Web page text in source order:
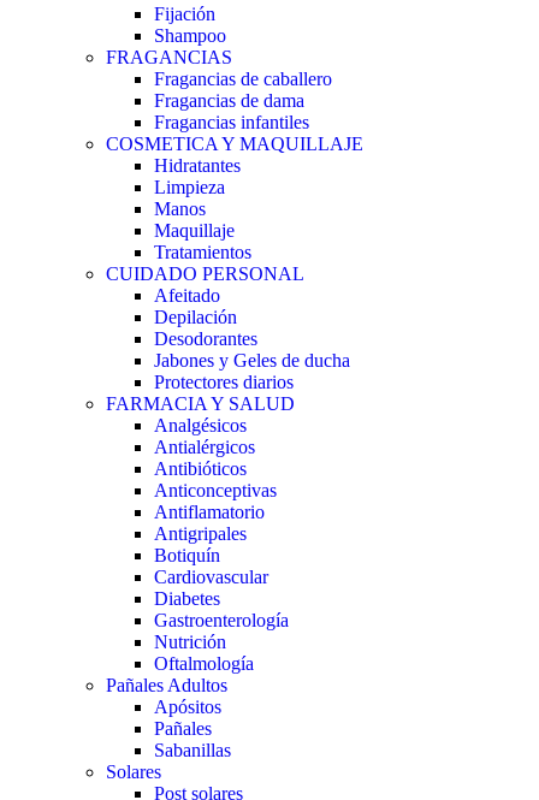
Fijación
Shampoo
FRAGANCIAS
Fragancias de caballero
Fragancias de dama
Fragancias infantiles
COSMETICA Y MAQUILLAJE
Hidratantes
Limpieza
Manos
Maquillaje
Tratamientos
CUIDADO PERSONAL
Afeitado
Depilación
Desodorantes
Jabones y Geles de ducha
Protectores diarios
FARMACIA Y SALUD
Analgésicos
Antialérgicos
Antibióticos
Anticonceptivas
Antiflamatorio
Antigripales
Botiquín
Cardiovascular
Diabetes
Gastroenterología
Nutrición
Oftalmología
Pañales Adultos
Apósitos
Pañales
Sabanillas
Solares
Post solares